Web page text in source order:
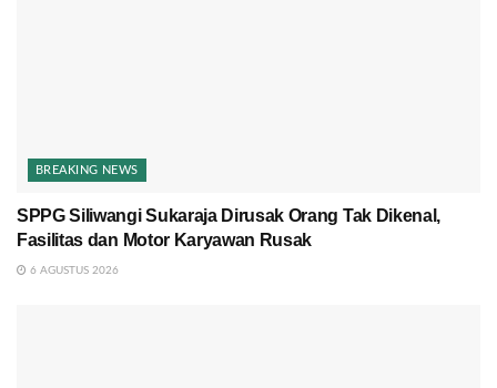
BREAKING NEWS
SPPG Siliwangi Sukaraja Dirusak Orang Tak Dikenal,
Fasilitas dan Motor Karyawan Rusak
6 AGUSTUS 2026